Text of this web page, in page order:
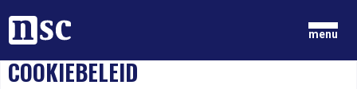
Home
menu
COOKIEBELEID